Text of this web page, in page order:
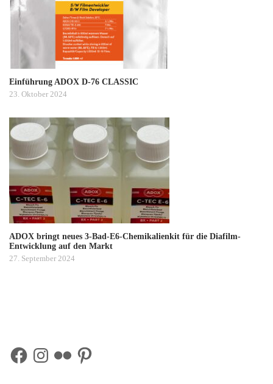
Einführung ADOX D-76 CLASSIC
23. Oktober 2024
ADOX bringt neues 3-Bad-E6-Chemikalienkit für die Diafilm-
Entwicklung auf den Markt
27. September 2024
FacebookInstagram
Flickr Pinterest